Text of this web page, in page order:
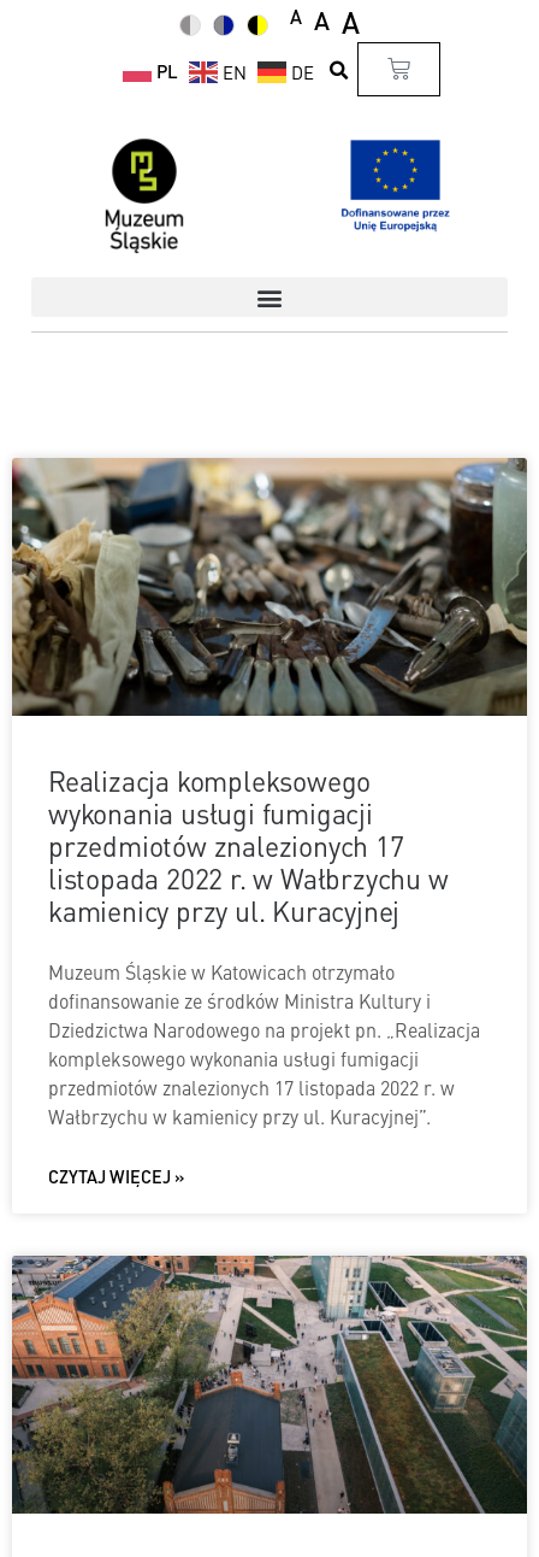
A A A
PL EN DE
Realizacja kompleksowego
wykonania usługi fumigacji
przedmiotów znalezionych 17
listopada 2022 r. w Wałbrzychu w
kamienicy przy ul. Kuracyjnej
Muzeum Śląskie w Katowicach otrzymało
dofinansowanie ze środków Ministra Kultury i
Dziedzictwa Narodowego na projekt pn. „Realizacja
kompleksowego wykonania usługi fumigacji
przedmiotów znalezionych 17 listopada 2022 r. w
Wałbrzychu w kamienicy przy ul. Kuracyjnej”.
CZYTAJ WIĘCEJ »